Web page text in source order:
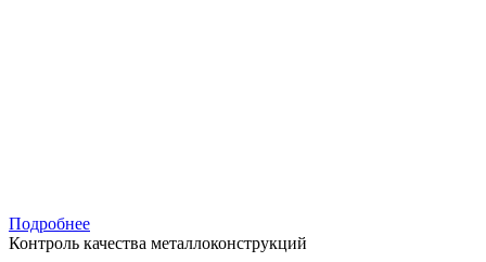
Подробнее
Контроль качества металлоконструкций